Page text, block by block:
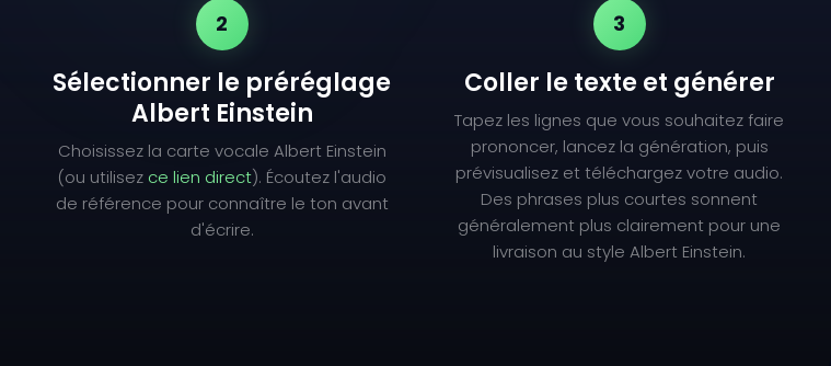
2
Sélectionner le préréglage
Albert Einstein
Choisissez la carte vocale Albert Einstein
(ou utilisez ce lien direct). Écoutez l'audio
de référence pour connaître le ton avant
d'écrire.
3
Coller le texte et générer
Tapez les lignes que vous souhaitez faire
prononcer, lancez la génération, puis
prévisualisez et téléchargez votre audio.
Des phrases plus courtes sonnent
généralement plus clairement pour une
livraison au style Albert Einstein.